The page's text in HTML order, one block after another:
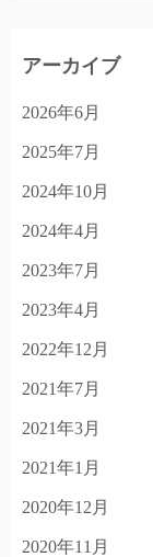
アーカイブ
2026年6月
2025年7月
2024年10月
2024年4月
2023年7月
2023年4月
2022年12月
2021年7月
2021年3月
2021年1月
2020年12月
2020年11月